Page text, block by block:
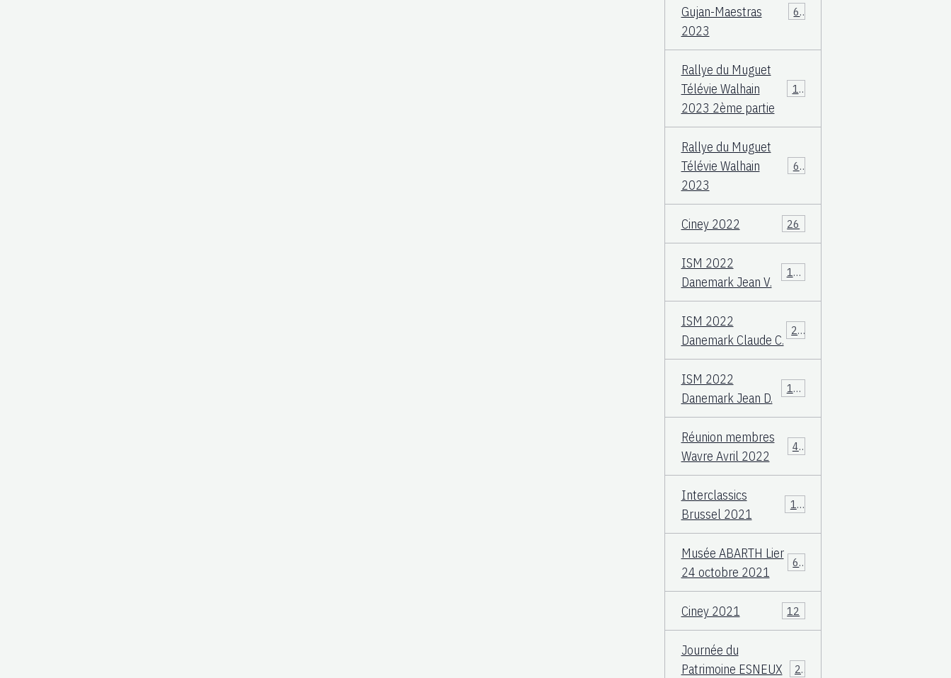
Gujan-Maestras
2023
64
Rallye du Muguet
Télévie Walhain
2023 2ème partie
135
Rallye du Muguet
Télévie Walhain
2023
60
Ciney 2022 26
ISM 2022
Danemark Jean V.
106
ISM 2022
Danemark Claude C.
23
ISM 2022
Danemark Jean D.
108
Réunion membres
Wavre Avril 2022
49
Interclassics
Brussel 2021
17
Musée ABARTH Lier
24 octobre 2021
60
Ciney 2021 12
Journée du
Patrimoine ESNEUX
23